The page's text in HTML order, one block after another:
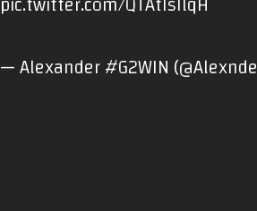
— Alexander #G2WIN